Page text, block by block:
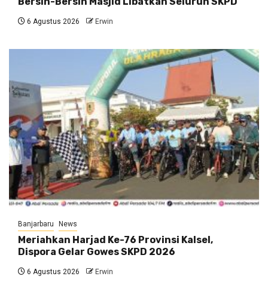
6 Agustus 2026 Erwin
Banjarbaru News
Meriahkan Harjad Ke-76 Provinsi Kalsel,
Dispora Gelar Gowes SKPD 2026
6 Agustus 2026 Erwin